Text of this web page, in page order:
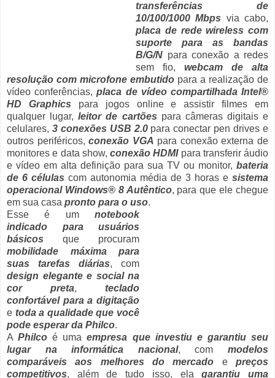
transferências de
10/100/1000 Mbps via cabo,
placa de rede wireless com
suporte para as bandas
B/G/N para conexão a redes
sem fio, webcam de alta
resolução com microfone embutido para a realização de
vídeo conferências,placa de vídeo compartilhada Intel®
HD Graphics para jogos online e assistir filmes em
qualquer lugar,leitor de cartões para câmeras digitais e
celulares, 3 conexões USB 2.0para conectar pen drives e
outros periféricos,conexão VGA para conexão externa de
monitores e data show, conexão HDMIpara transferir áudio
e vídeo em alta definição para sua TV ou monitor, bateria
de 6 células com autonomia média de 3 horas e sistema
operacional Windows® 8 Autêntico, para que ele chegue
em sua casa pronto para o uso.
Esse é um notebook
indicado para usuários
básicos que procuram
mobilidade máxima para
suas tarefas diárias, com
design elegante e social na
cor preta, teclado
confortável para a digitação
e toda a qualidade que você
pode esperar da Philco.
APhilco é umaempresa que investiu e garantiu seu
lugar na informática nacional, commodelos
comparáveis aos melhores do mercado epreços
competitivos, além de tudo isso, elagarantiu uma